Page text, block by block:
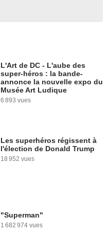
L'Art de DC - L'aube des
super-héros : la bande-
annonce la nouvelle expo du
Musée Art Ludique
6 893 vues
Les superhéros régissent à
l'élection de Donald Trump
18 952 vues
"Superman"
1 682 974 vues